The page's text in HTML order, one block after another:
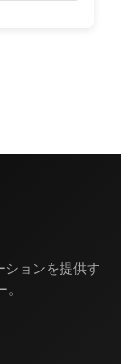
ションを提供す